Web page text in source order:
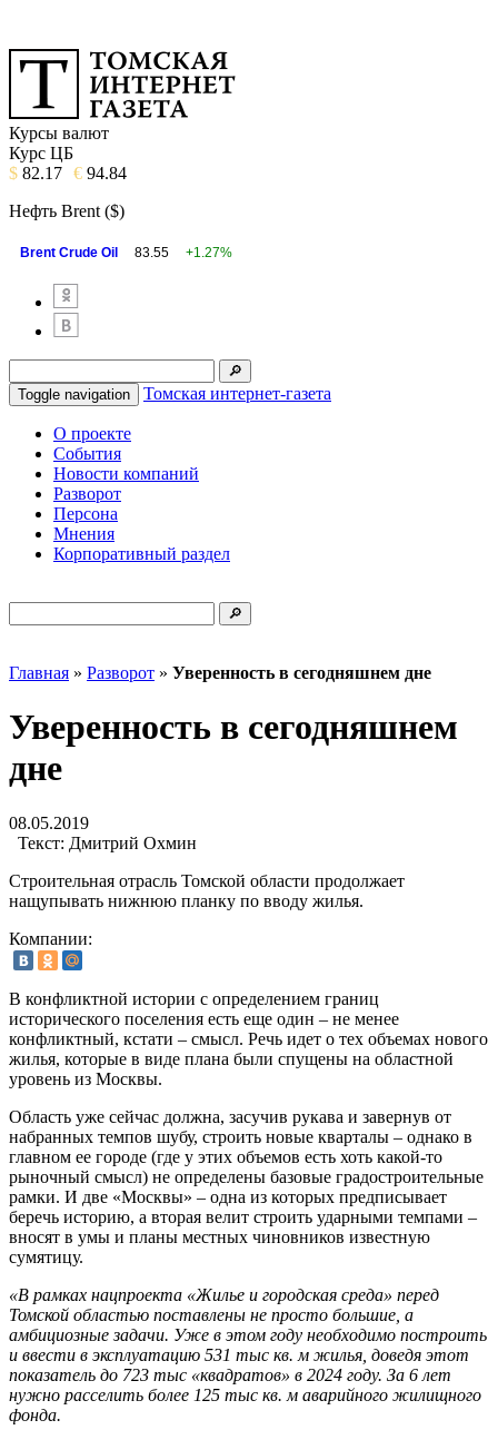
Курсы валют
Курс ЦБ
$ 82.17 € 94.84
Нефть Brent ($)
Brent Crude Oil 83.55 +1.27%
Toggle navigation Томская интернет-газета
О проекте
События
Новости компаний
Разворот
Персона
Мнения
Корпоративный раздел
Главная » Разворот » Уверенность в сегодняшнем дне
Уверенность в сегодняшнем
дне
08.05.2019
Текст: Дмитрий Охмин
Строительная отрасль Томской области продолжает
нащупывать нижнюю планку по вводу жилья.
Компании:
В конфликтной истории с определением границ
исторического поселения есть еще один – не менее
конфликтный, кстати – смысл. Речь идет о тех объемах нового
жилья, которые в виде плана были спущены на областной
уровень из Москвы.
Область уже сейчас должна, засучив рукава и завернув от
набранных темпов шубу, строить новые кварталы – однако в
главном ее городе (где у этих объемов есть хоть какой-то
рыночный смысл) не определены базовые градостроительные
рамки. И две «Москвы» – одна из которых предписывает
беречь историю, а вторая велит строить ударными темпами –
вносят в умы и планы местных чиновников известную
сумятицу.
«В рамках нацпроекта «Жилье и городская среда» перед
Томской областью поставлены не просто большие, а
амбициозные задачи. Уже в этом году необходимо построить
и ввести в эксплуатацию 531 тыс кв. м жилья, доведя этот
показатель до 723 тыс «квадратов» в 2024 году. За 6 лет
нужно расселить более 125 тыс кв. м аварийного жилищного
фонда.